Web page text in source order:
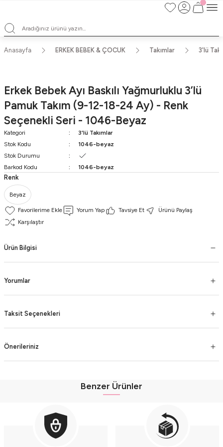
Satışlarımız Toptandır !. Minumum 20 Seridir !. Toptan Fiyatları Görebilmek
Satışlarımız Toptandır !. Minumum 20 Seridir !. Toptan Fiyatları Görebilmek
İçin Üye Olunuz !.
İçin Üye Olunuz !.
Anasayfa ERKEK BEBEK & ÇOCUK Takımlar 3'lü
Erkek Bebek Ayı Baskılı Yağmurluklu 3’lü
Pamuk Takım (9-12-18-24 Ay) - Renk
Seçenekli Seri - 1046-Beyaz
Kategori
3'lü Takımlar
Stok Kodu
1046-beyaz
Stok Durumu
Barkod Kodu
1046-beyaz
Renk
Beyaz
Yorum Yap Tavsiye Et
Ürünü Paylaş
Karşılaştır
Ürün Bilgisi
Yorumlar
Taksit Seçenekleri
Önerileriniz
Benzer Ürünler
Erkek Çocuk Bıyıklı Şişme Yelekli 3’lü Mavi Pamuk Takım (2-3-4 Yaş) - Renkli